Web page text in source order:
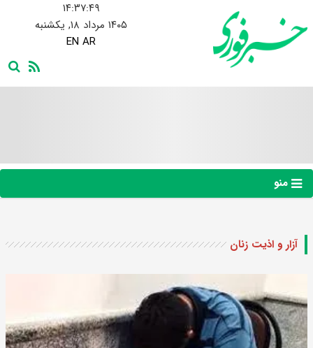
۱۴:۳۷:۵۰
۱۴۰۵ مرداد ۱۸, یکشنبه
EN AR
منو
آزار و اذیت زنان